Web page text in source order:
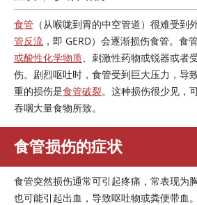
食管 （从喉咙到胃的中空管道）很难受到
管反流 ，即 GERD）会逐渐损伤食管。食
或酸性化学物质、刺激性药物或锐器或者
伤。剧烈呕吐时，食管受到巨大压力，导
重的损伤是食管破裂。这种损伤很少见，
吞咽大量食物所致。
食管损伤的症状
食管突然损伤通常可引起疼痛，常表现为
也可能引起出血，导致呕吐物或粪便带血